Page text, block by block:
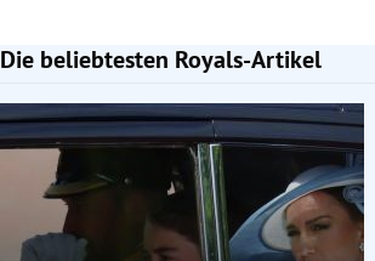
Die beliebtesten Royals-Artikel
Slide 1 von 7